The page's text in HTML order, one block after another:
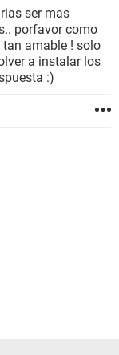
ser mas
porfavor como
amable ! solo
a instalar los
:)